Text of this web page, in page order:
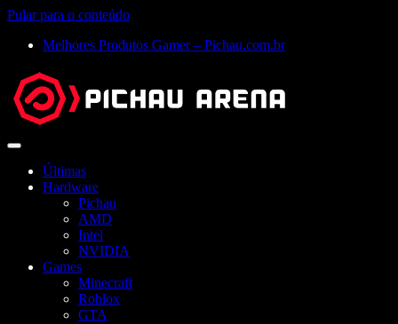
Pular para o conteúdo
Melhores Produtos Gamer – Pichau.com.br
Abrir
Últimas
Hardware
Pichau
AMD
Intel
NVIDIA
Games
Minecraft
Roblox
GTA